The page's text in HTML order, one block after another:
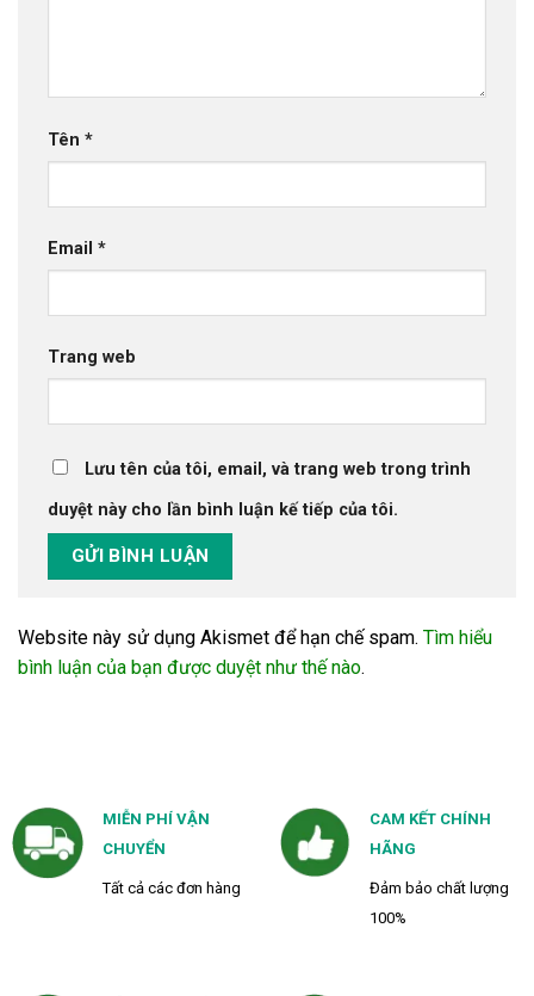
Tên *
Email *
Trang web
Lưu tên của tôi, email, và trang web trong trình
duyệt này cho lần bình luận kế tiếp của tôi.
Website này sử dụng Akismet để hạn chế spam. Tìm hiểu
bình luận của bạn được duyệt như thế nào.
MIỄN PHÍ VẬN
CHUYỂN
Tất cả các đơn hàng
CAM KẾT CHÍNH
HÃNG
Đảm bảo chất lượng
100%